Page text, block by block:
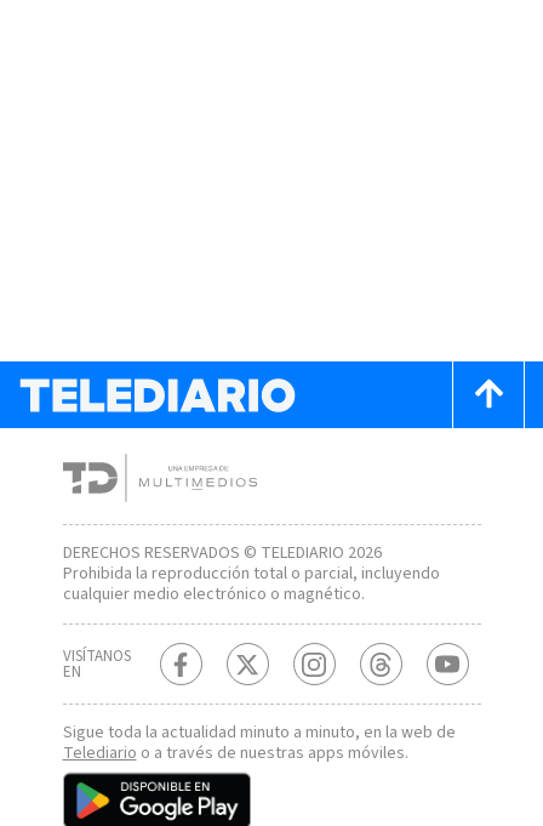
DERECHOS RESERVADOS © TELEDIARIO 2026
Prohibida la reproducción total o parcial, incluyendo
cualquier medio electrónico o magnético.
VISÍTANOS
EN
Sigue toda la actualidad minuto a minuto, en la web de
Telediarioo a través de nuestras apps móviles.